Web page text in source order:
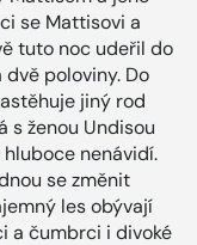
se Mattisovi a
tuto noc udeřil do
poloviny. Do
jiný rod
s ženou Undisou
nenávidí.
se změnit
les obývají
a čumbrci i divoké